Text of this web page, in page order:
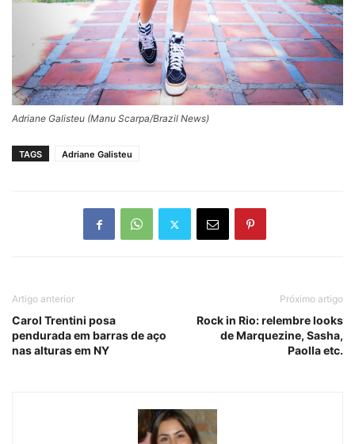
Adriane Galisteu (Manu Scarpa/Brazil News)
TAGS Adriane Galisteu
Artigo anterior
Carol Trentini posa
pendurada em barras de aço
nas alturas em NY
Próximo artigo
Rock in Rio: relembre looks
de Marquezine, Sasha,
Paolla etc.